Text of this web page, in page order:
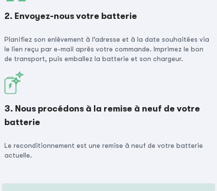
2. Envoyez-nous votre batterie
Planifiez son enlèvement à l’adresse et à la date souhaitées via
le lien reçu par e-mail après votre commande. Imprimez le bon
de transport, puis emballez la batterie et son chargeur.
3. Nous procédons à la remise à neuf de votre
batterie
Le reconditionnement est une remise à neuf de votre batterie
actuelle.